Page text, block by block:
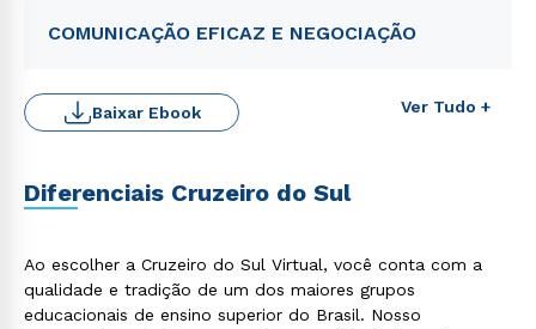
COMUNICAÇÃO EFICAZ E NEGOCIAÇÃO
Ver Tudo +
Baixar Ebook
Diferenciais Cruzeiro do Sul
Ao escolher a Cruzeiro do Sul Virtual, você conta com a
qualidade e tradição de um dos maiores grupos
educacionais de ensino superior do Brasil. Nosso
ou